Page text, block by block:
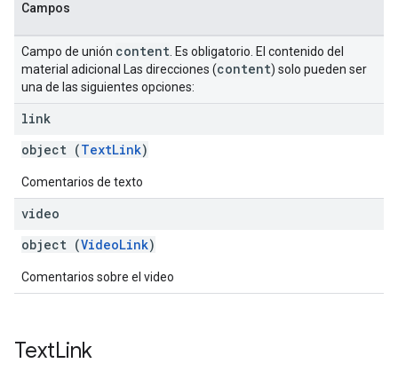
Campos
Campo de unión content . Es obligatorio. El contenido del
material adicional Las direcciones (content) solo pueden ser
una de las siguientes opciones:
link
object (TextLink)
Comentarios de texto
video
object (VideoLink)
Comentarios sobre el video
TextLink